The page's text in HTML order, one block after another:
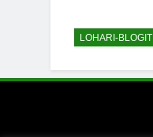
LOHARI-BLOGIT